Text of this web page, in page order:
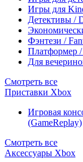
Игры для
Детективы /
Фэнтези /
Платформер /
Для
Смотреть все
Приставки Xbox
Игровая
(GameReplay)
Смотреть все
Аксессуары Xbox